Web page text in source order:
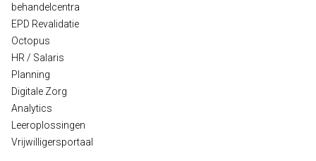
behandelcentra
EPD Revalidatie
Octopus
HR / Salaris
Planning
Digitale Zorg
Analytics
Leeroplossingen
Vrijwilligersportaal